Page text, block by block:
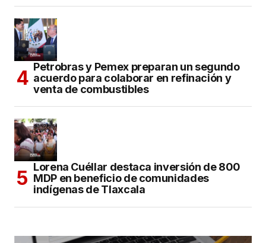
Petrobras y Pemex preparan un segundo
acuerdo para colaborar en refinación y
venta de combustibles
Lorena Cuéllar destaca inversión de 800
MDP en beneficio de comunidades
indígenas de Tlaxcala